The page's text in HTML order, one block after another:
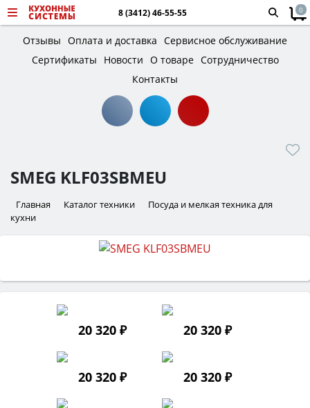
8 (3412) 46-55-55 0
Отзывы Оплата и доставка Сервисное обслуживание
Сертификаты
Новости О товаре Сотрудничество
Контакты
SMEG KLF03SBMEU
Главная Каталог техники
Посуда и мелкая техника для
кухни
20 320 ₽ 20 320 ₽
20 320 ₽ 20 320 ₽